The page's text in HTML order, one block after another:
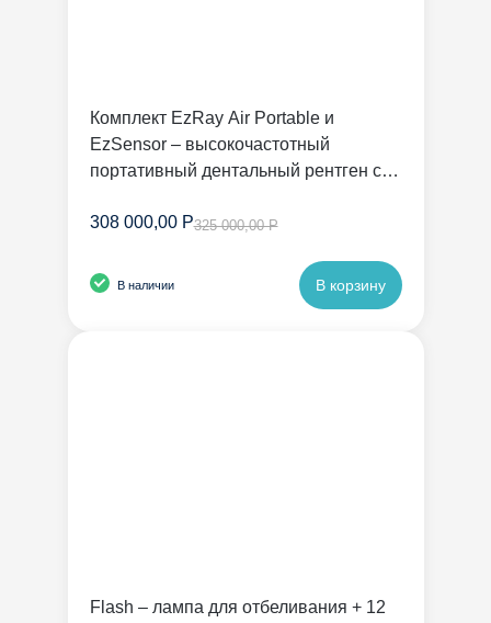
Комплект EzRay Air Portable и
EzSensor – высокочастотный
портативный дентальный рентген с
308 000,00 Р325 000,00 Р
В наличии В корзину
Flash – лампа для отбеливания + 12